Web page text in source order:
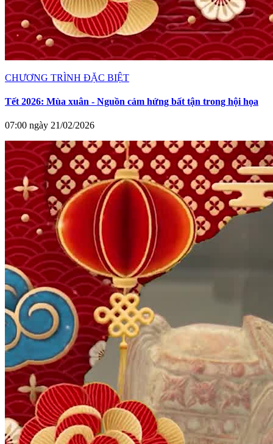
CHƯƠNG TRÌNH ĐẶC BIỆT
Tết 2026: Mùa xuân - Nguồn cảm hứng bất tận trong hội họa
07:00 ngày 21/02/2026